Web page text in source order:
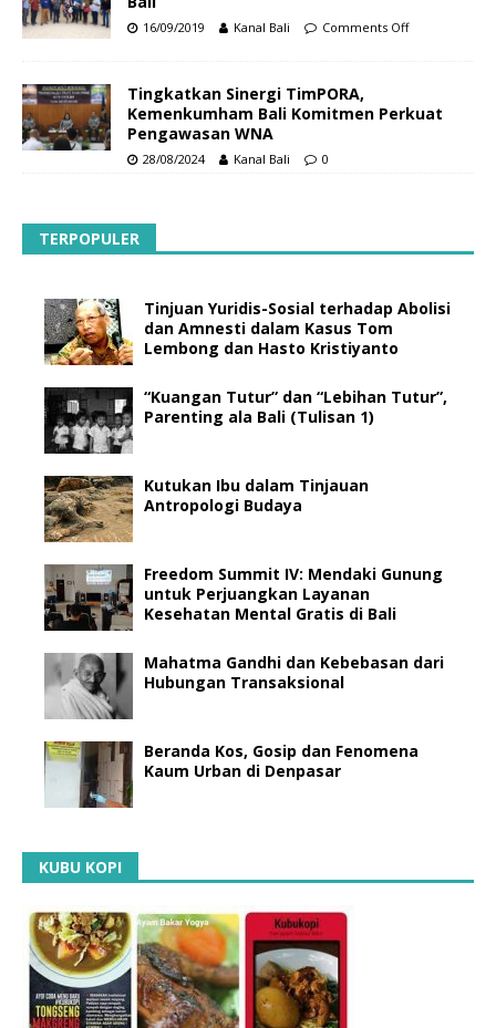
16/09/2019 Kanal Bali Comments Off
Tingkatkan Sinergi TimPORA,
Kemenkumham Bali Komitmen Perkuat
Pengawasan WNA
28/08/2024 Kanal Bali 0
TERPOPULER
Tinjuan Yuridis-Sosial terhadap Abolisi
dan Amnesti dalam Kasus Tom
Lembong dan Hasto Kristiyanto
“Kuangan Tutur” dan “Lebihan Tutur”,
Parenting ala Bali (Tulisan 1)
Kutukan Ibu dalam Tinjauan
Antropologi Budaya
Freedom Summit IV: Mendaki Gunung
untuk Perjuangkan Layanan
Kesehatan Mental Gratis di Bali
Mahatma Gandhi dan Kebebasan dari
Hubungan Transaksional
Beranda Kos, Gosip dan Fenomena
Kaum Urban di Denpasar
KUBU KOPI